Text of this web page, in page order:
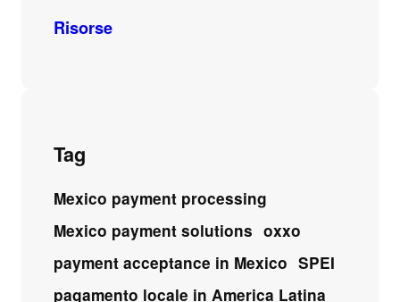
Risorse
Tag
Mexico payment processing
Mexico payment solutions oxxo
payment acceptance in Mexico SPEI
pagamento locale in America Latina